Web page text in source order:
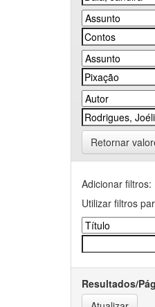
Retornar
Adicionar filtros:
Utilizar filtros
Resultados/